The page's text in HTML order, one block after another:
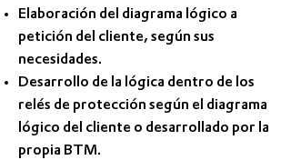
Elaboración del diagrama lógico a
petición del cliente, según sus
necesidades.
Desarrollo de la lógica dentro de los
relés de protección según el diagrama
lógico del cliente o desarrollado por la
propia BTM.